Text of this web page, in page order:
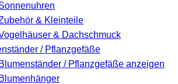
& Kleinteile
& Dachschmuck
/ Pflanzgefäße
Blumenständer / Pflanzgefäße anzeigen
Blumenhänger